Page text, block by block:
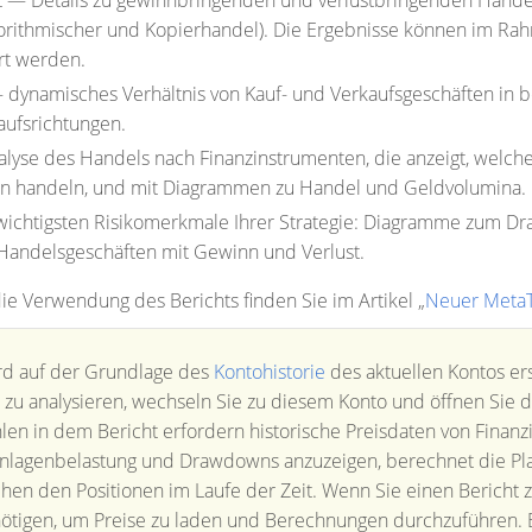
und Kopierhandel). Die Ergebnisse können im
werden.
Verhältnis von Kauf- und Verkaufsgeschäften
des Handels nach Finanzinstrumenten, die anzeigt,
handeln, und mit Diagrammen zu Handel und Geldvolumina.
Risikomerkmale Ihrer Strategie: Diagramme zum
mit Gewinn und Verlust.
Verwendung des Berichts finden Sie im Artikel „Neuer
auf der Grundlage des Kontohistorie des aktuellen Kontos
analysieren, wechseln Sie zu diesem Konto und öffnen Sie
in dem Bericht erfordern historische Preisdaten von
und Drawdowns anzuzeigen, berechnet die
den Positionen im Laufe der Zeit. Wenn Sie einen
um Preise zu laden und Berechnungen